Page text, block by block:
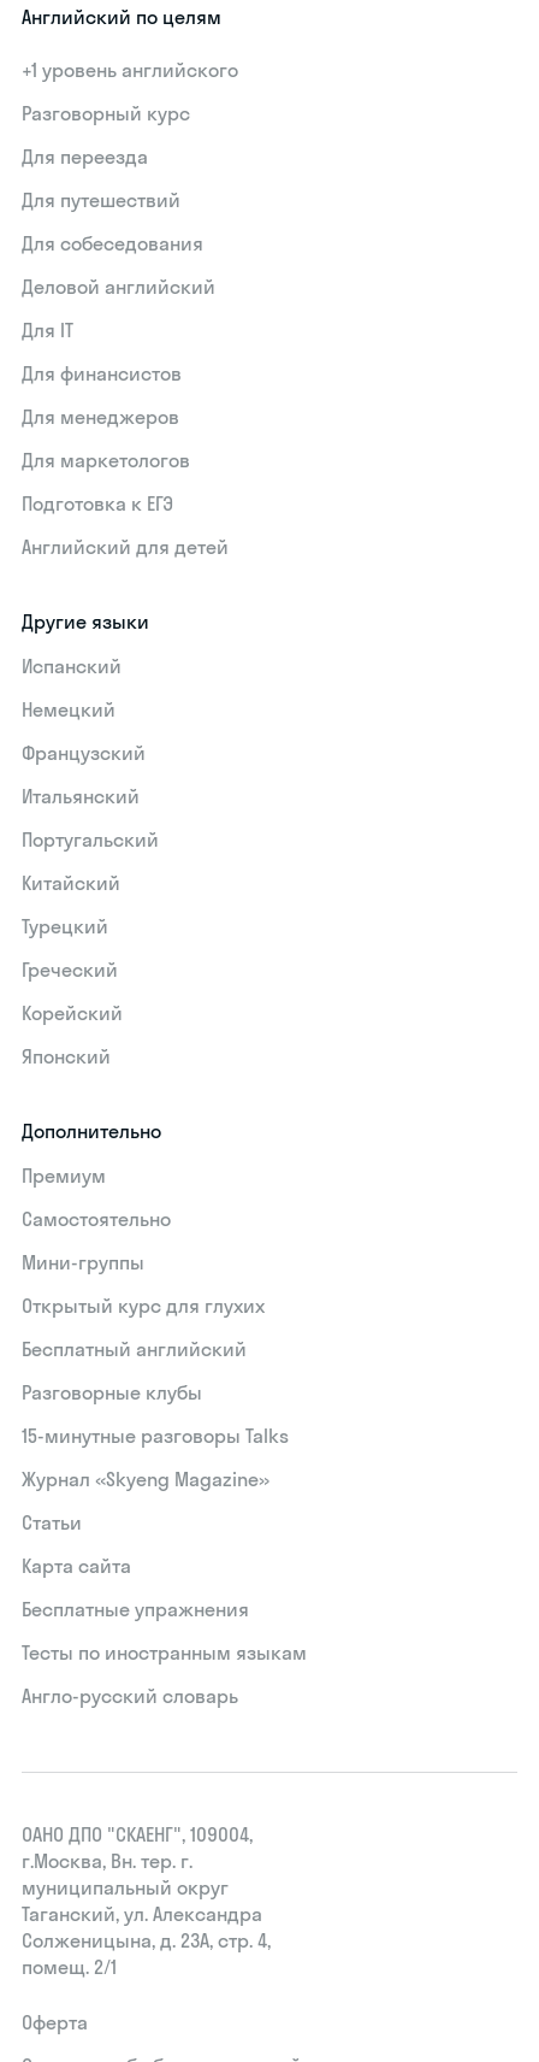
Английский по целям
+1 уровень английского
Разговорный курс
Для переезда
Для путешествий
Для собеседования
Деловой английский
Для IT
Для финансистов
Для менеджеров
Для маркетологов
Подготовка к ЕГЭ
Английский для детей
Другие языки
Испанский
Немецкий
Французский
Итальянский
Португальский
Китайский
Турецкий
Греческий
Корейский
Японский
Дополнительно
Премиум
Самостоятельно
Мини-группы
Открытый курс для глухих
Бесплатный английский
Разговорные клубы
15‑минутные разговоры Talks
Журнал «Skyeng Magazine»
Статьи
Карта сайта
Бесплатные упражнения
Тесты по иностранным языкам
Англо-русский словарь
ОАНО ДПО "СКАЕНГ", 109004,
г.Москва, Вн. тер. г.
муниципальный округ
Таганский, ул. Александра
Солженицына, д. 23А, стр. 4,
помещ. 2/1
Оферта